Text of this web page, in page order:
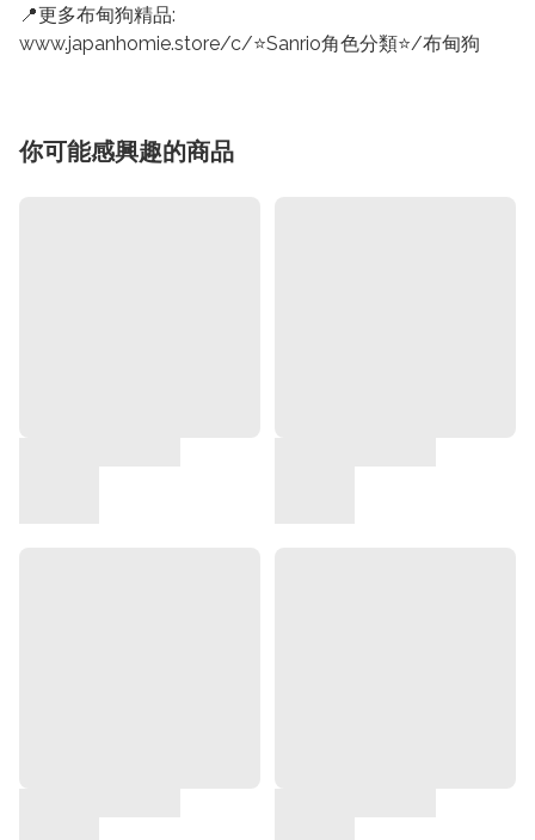
📍更多布甸狗精品:
www.japanhomie.store/c/⭐Sanrio角色分類⭐/布甸狗
你可能感興趣的商品